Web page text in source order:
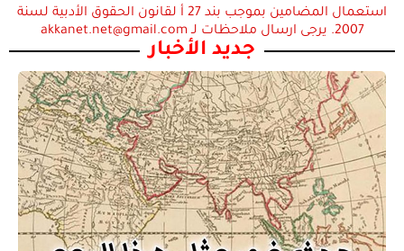
استعمال المضامين بموجب بند 27 أ لقانون الحقوق الأدبية لسنة
2007. يرجى ارسال ملاحظات لـ akkanet.net@gmail.com
جديد الأخبار